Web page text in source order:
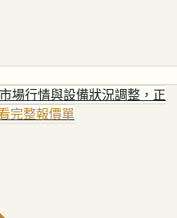
場行情與設備狀況調整，正
完整報價單